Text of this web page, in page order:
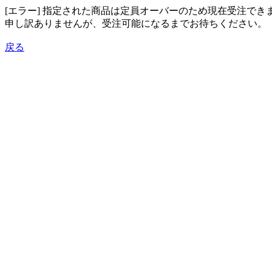
[エラー] 指定された商品は定員オーバーのため現在受注でき
申し訳ありませんが、受注可能になるまでお待ちください。
戻る